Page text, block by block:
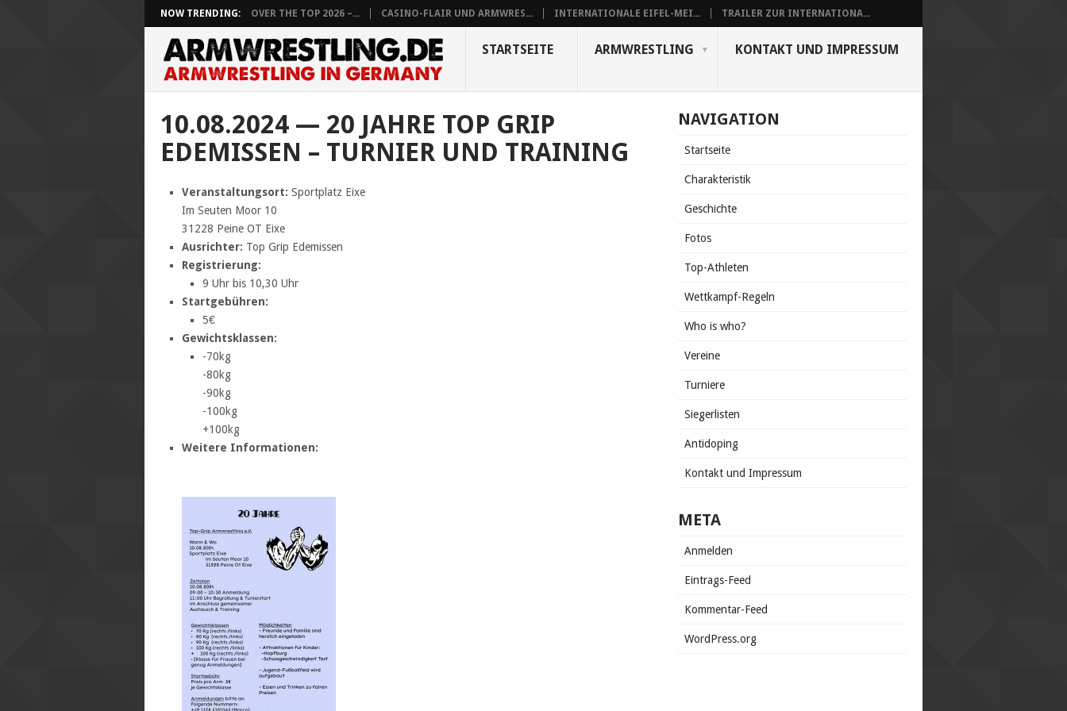
NOW TRENDING: OVER THE TOP 2026 –... CASINO-FLAIR UND ARMWRES... INTERNATIONALE EIFEL-MEI... TRAILER ZUR INTERNATIONA...
STARTSEITE ARMWRESTLING KONTAKT UND IMPRESSUM
10.08.2024 — 20 JAHRE TOP GRIP
EDEMISSEN – TURNIER UND TRAINING
Veranstaltungsort: Sportplatz Eixe
Im Seuten Moor 10
31228 Peine OT Eixe
Ausrichter: Top Grip Edemissen
Registrierung:
9 Uhr bis 10,30 Uhr
Startgebühren:
5€
Gewichtsklassen:
-70kg
-80kg
-90kg
-100kg
+100kg
Weitere Informationen:
NAVIGATION
Startseite
Charakteristik
Geschichte
Fotos
Top-Athleten
Wettkampf-Regeln
Who is who?
Vereine
Turniere
Siegerlisten
Antidoping
Kontakt und Impressum
META
Anmelden
Eintrags-Feed
Kommentar-Feed
WordPress.org